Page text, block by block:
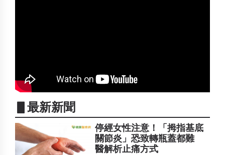
▋最新新聞
停經女性注意！「拇指基底
關節炎」恐致轉瓶蓋都難
醫解析止痛方式